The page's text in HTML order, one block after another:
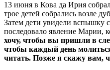
13 июня в Кова да Ирия
трое детей собрались возле
Затем дети увидели вспышку
последовало явление Марии,
хочу, чтобы вы пришли в
чтобы каждый день
читать. Позже я скажу вам,